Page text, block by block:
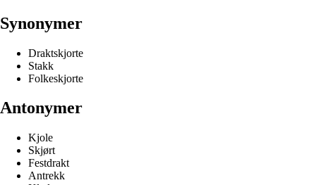
Synonymer
Draktskjorte
Stakk
Folkeskjorte
Antonymer
Kjole
Skjørt
Festdrakt
Antrekk